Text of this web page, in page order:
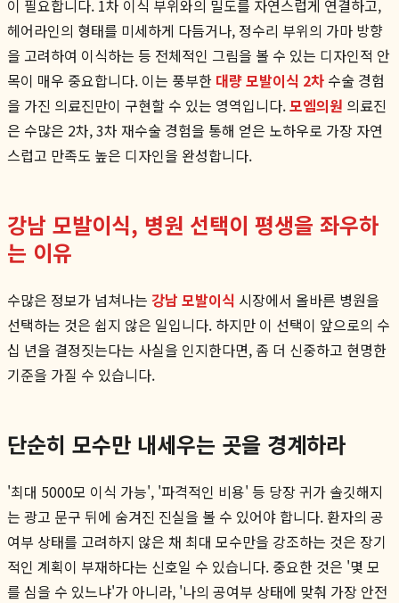
이 필요합니다. 1차 이식 부위와의 밀도를 자연스럽게 연결하고,
헤어라인의 형태를 미세하게 다듬거나, 정수리 부위의 가마 방향
을 고려하여 이식하는 등 전체적인 그림을 볼 수 있는 디자인적 안
목이 매우 중요합니다. 이는 풍부한 대량 모발이식 2차 수술 경험
을 가진 의료진만이 구현할 수 있는 영역입니다.모엠의원 의료진
은 수많은 2차, 3차 재수술 경험을 통해 얻은 노하우로 가장 자연
스럽고 만족도 높은 디자인을 완성합니다.
강남 모발이식, 병원 선택이 평생을 좌우하
는 이유
수많은 정보가 넘쳐나는 강남 모발이식 시장에서 올바른 병원을
선택하는 것은 쉽지 않은 일입니다. 하지만 이 선택이 앞으로의 수
십 년을 결정짓는다는 사실을 인지한다면, 좀 더 신중하고 현명한
기준을 가질 수 있습니다.
단순히 모수만 내세우는 곳을 경계하라
'최대 5000모 이식 가능', '파격적인 비용' 등 당장 귀가 솔깃해지
는 광고 문구 뒤에 숨겨진 진실을 볼 수 있어야 합니다. 환자의 공
여부 상태를 고려하지 않은 채 최대 모수만을 강조하는 것은 장기
적인 계획이 부재하다는 신호일 수 있습니다. 중요한 것은 '몇 모
를 심을 수 있느냐'가 아니라, '나의 공여부 상태에 맞춰 가장 안전